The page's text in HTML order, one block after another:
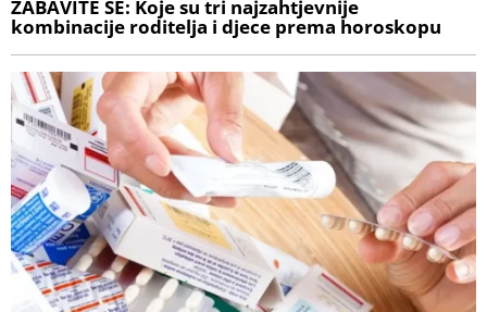
ZABAVITE SE: Koje su tri najzahtjevnije
kombinacije roditelja i djece prema horoskopu